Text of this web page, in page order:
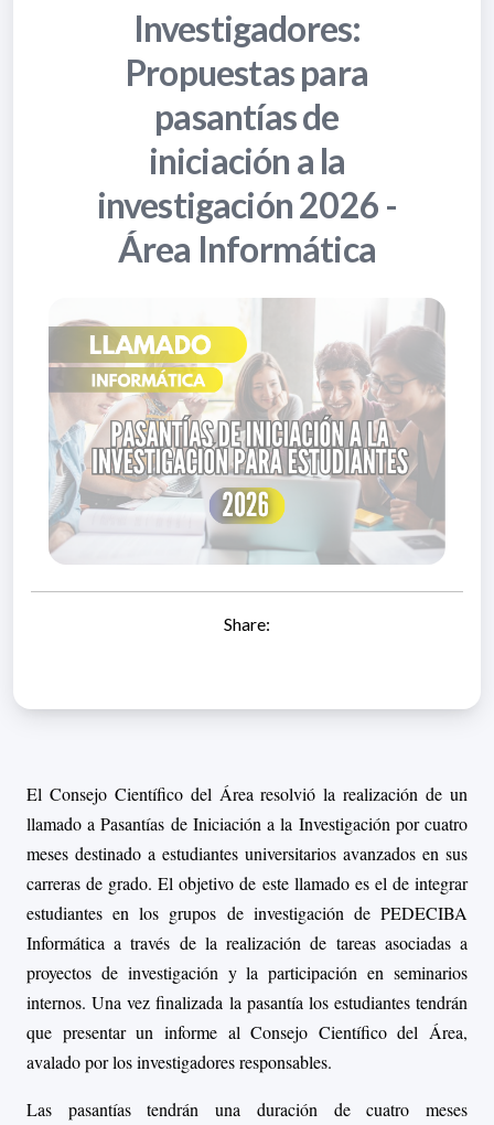
Investigadores:
Propuestas para
pasantías de
iniciación a la
investigación 2026 -
Área Informática
Share:
El Consejo Científico del Área resolvió la realización de un
llamado a Pasantías de Iniciación a la Investigación por cuatro
meses destinado a estudiantes universitarios avanzados en sus
carreras de grado. El objetivo de este llamado es el de integrar
estudiantes en los grupos de investigación de PEDECIBA
Informática a través de la realización de tareas asociadas a
proyectos de investigación y la participación en seminarios
internos. Una vez finalizada la pasantía los estudiantes tendrán
que presentar un informe al Consejo Científico del Área,
avalado por los investigadores responsables.
Las pasantías tendrán una duración de cuatro meses